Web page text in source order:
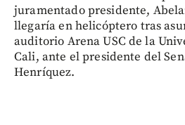
juramentado presidente,
llegaría en helicóptero tras
auditorio Arena USC de la
Cali, ante el presidente del
Henríquez.